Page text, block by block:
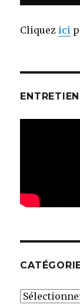
Cliquez ici
Catégories